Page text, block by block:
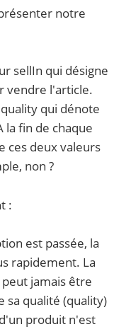
notre
sellIn qui désigne
vendre l'article.
qui dénote
la fin de chaque
ces deux valeurs
non ?
:
est passée, la
rapidement. La
jamais être
sa qualité (quality)
produit n'est